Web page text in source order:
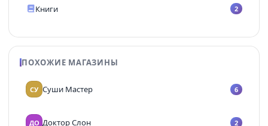
Книги 2
ПОХОЖИЕ МАГАЗИНЫ
СУ Суши Мастер 6
ДО Доктор Слон 2